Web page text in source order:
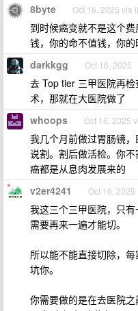
8byte Oct 16, 2025 via
到时候癌变就不是这个
钱，你的命不值钱，你
darkkgg Oct 16, 2025
去 Top tier 三甲医院再
术，那就在大医院做了
whoops Oct 16, 2025
我几个月前做过胃肠镜
说割。割后做活检。你
癌都是从息肉发展来的
v2er4241 Oct 16, 2025
我这三个三甲医院，只
需要再来一遍才能切。
所以能不能直接切除，
坑你。
你需要做的是在去医院